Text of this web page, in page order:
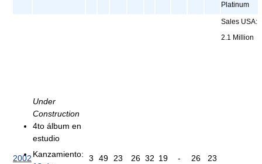
Platinum
2002
Under
Construction
4to álbum en
estudio
Kanzamiento:
3 49 23 26 32 19 - 26 23
Sales USA:
2.1 Million